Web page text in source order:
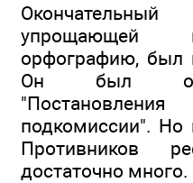
упрощающей
орфографию, был
Он был
подкомиссии".
Противников
достаточно много.